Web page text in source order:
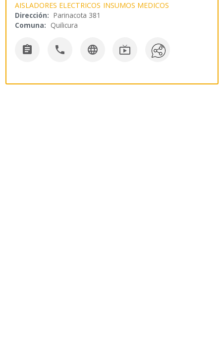
AISLADORES ELECTRICOS INSUMOS MEDICOS
Dirección: Parinacota 381
Comuna: Quilicura
   